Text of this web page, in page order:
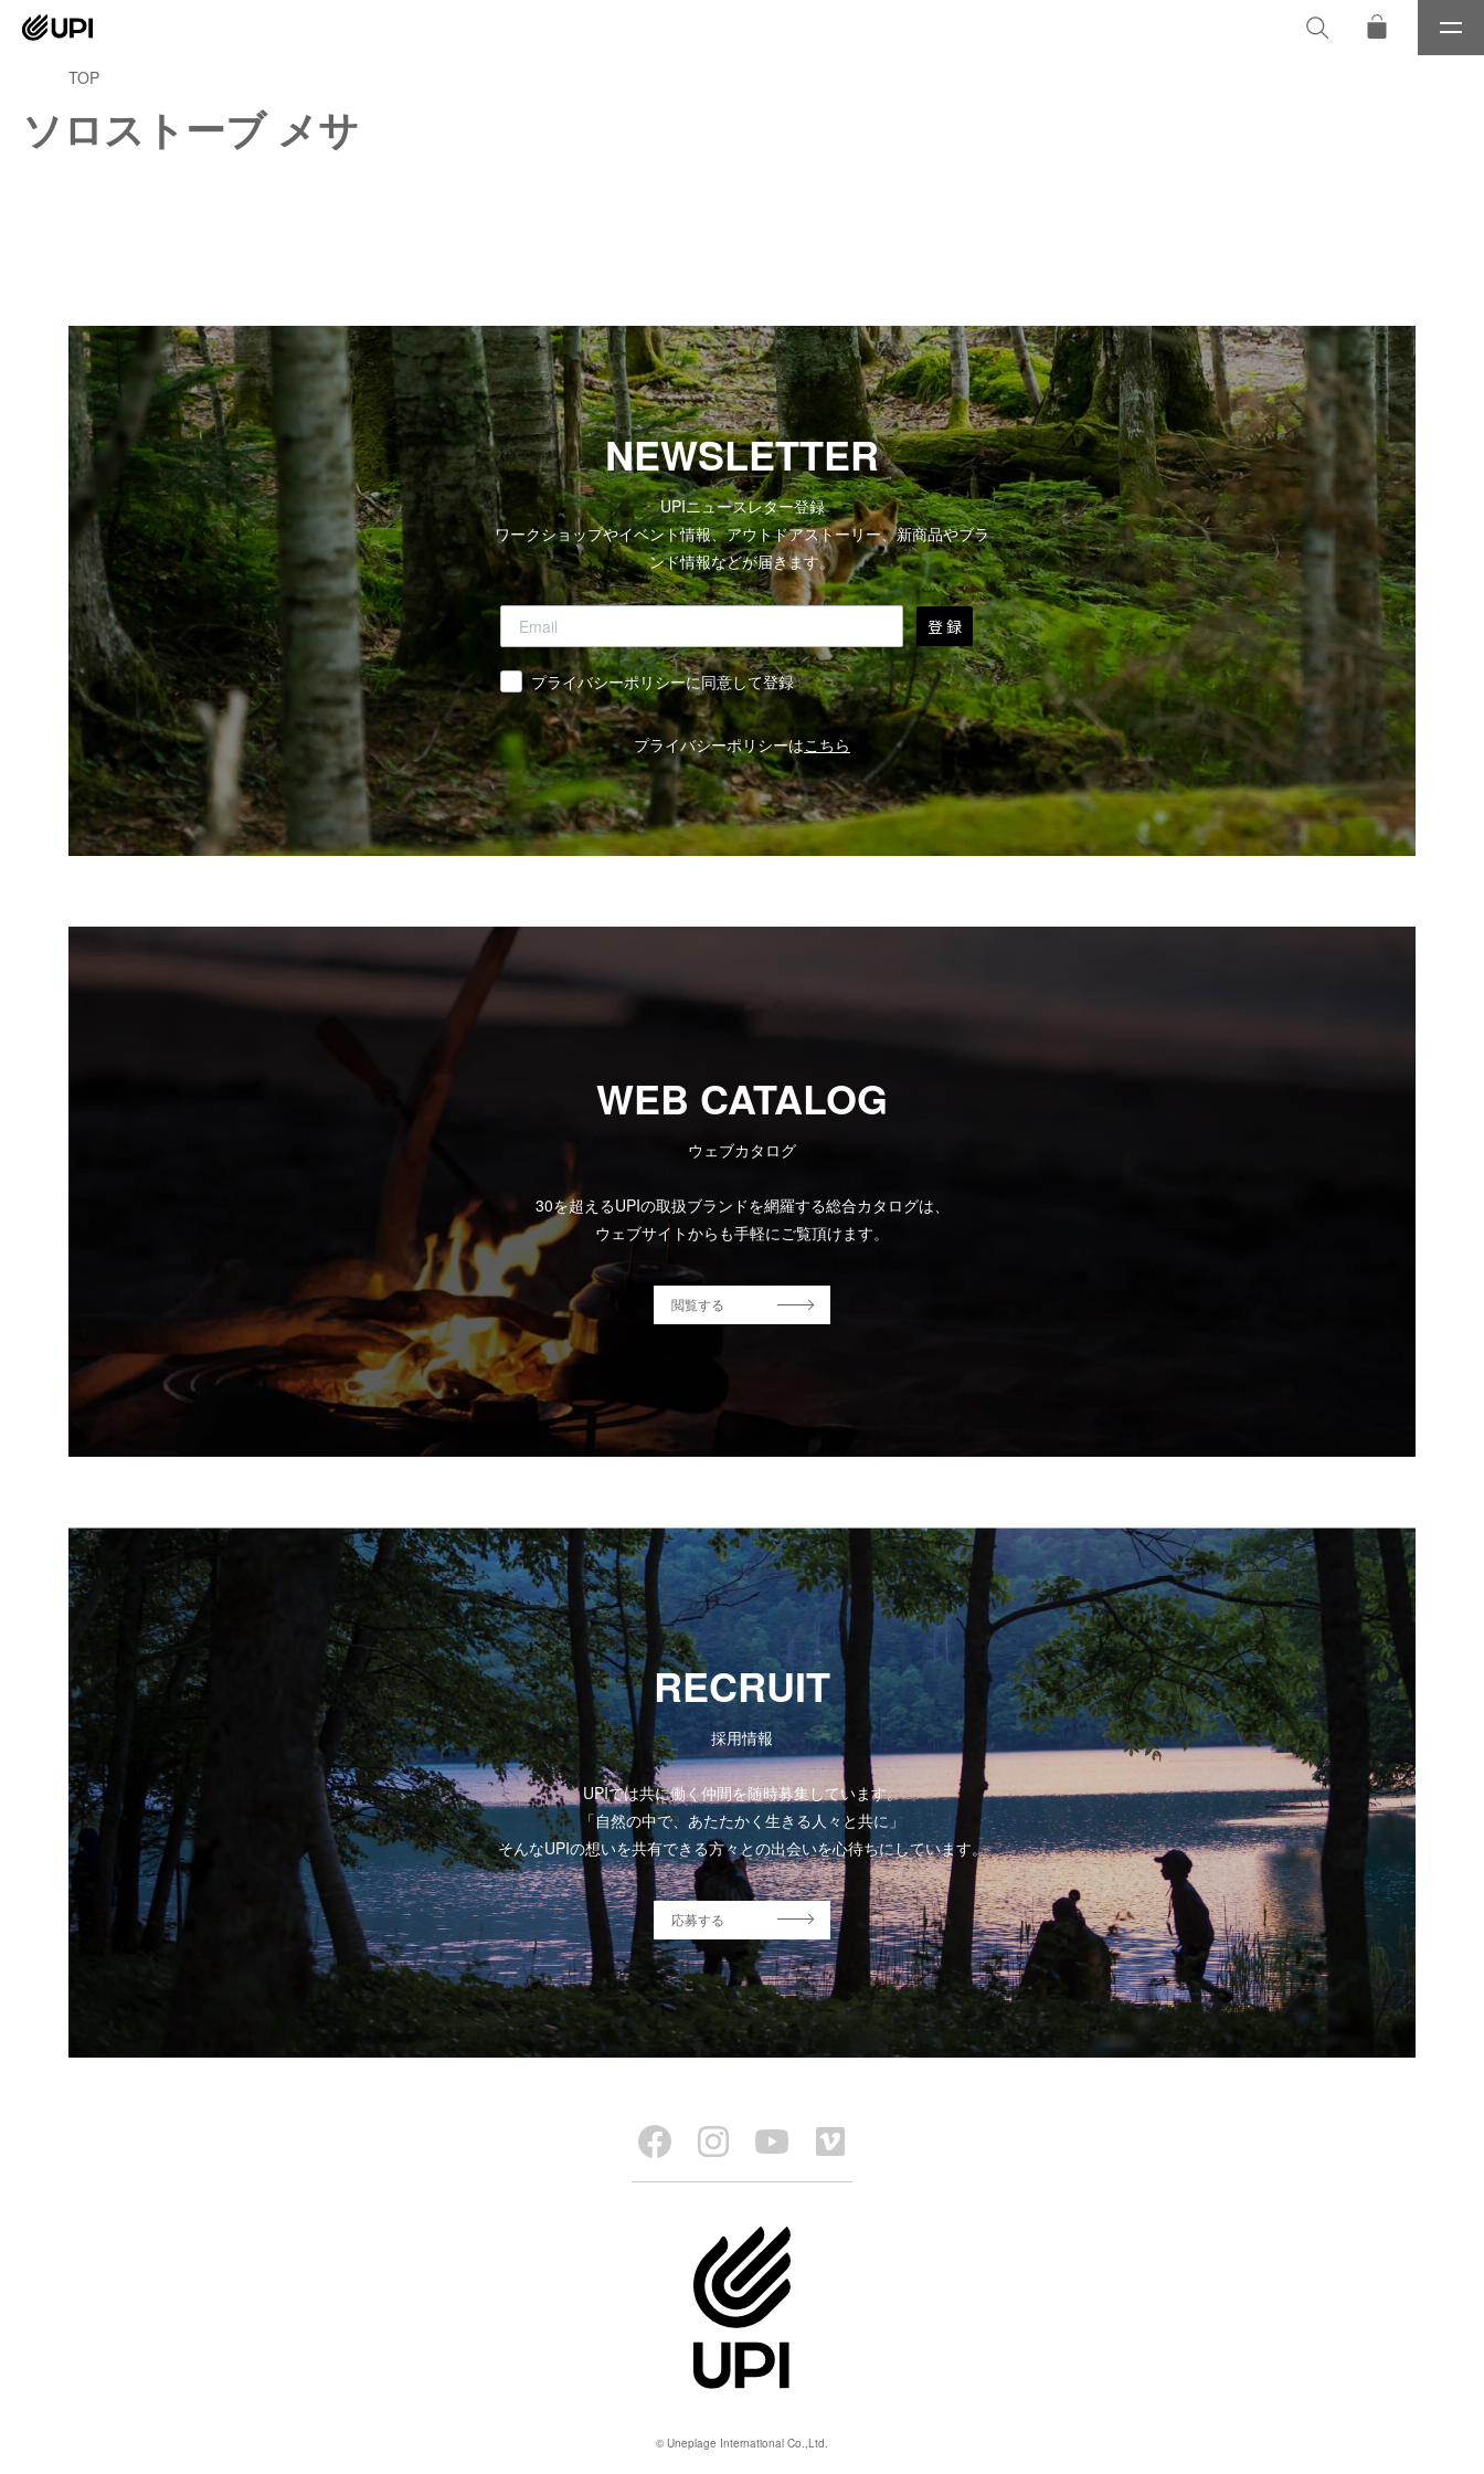
メ
ニ
TOP
ソロストーブ メサ
NEWSLETTER
UPIニュースレター登録
ワークショップやイベント情報、アウトドアストーリー、新商品やブラ
ンド情報などが届きます。
登 録
同意プライバシーポリシーに同意して登録
プライバシーポリシーはこちら
WEB CATALOG
ウェブカタログ
30を超えるUPIの取扱ブランドを網羅する総合カタログは、
ウェブサイトからも手軽にご覧頂けます。
閲覧する
RECRUIT
採用情報
UPIでは共に働く仲間を随時募集しています。
「自然の中で、あたたかく生きる人々と共に」
そんなUPIの想いを共有できる方々との出会いを心待ちにしています。
応募する
© Uneplage International Co.,Ltd.